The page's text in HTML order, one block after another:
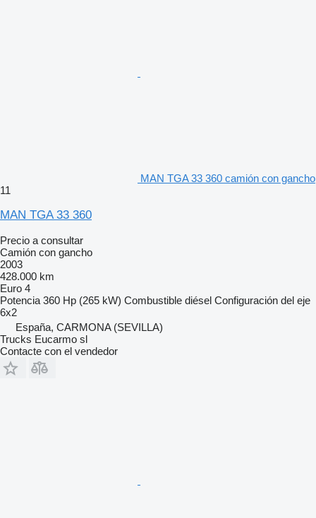
MAN TGA 33 360 camión con gancho
11
MAN TGA 33 360
Precio a consultar
Camión con gancho
2003
428.000 km
Euro 4
Potencia 360 Hp (265 kW) Combustible diésel Configuración del eje
6x2
España, CARMONA (SEVILLA)
Trucks Eucarmo sl
Contacte con el vendedor